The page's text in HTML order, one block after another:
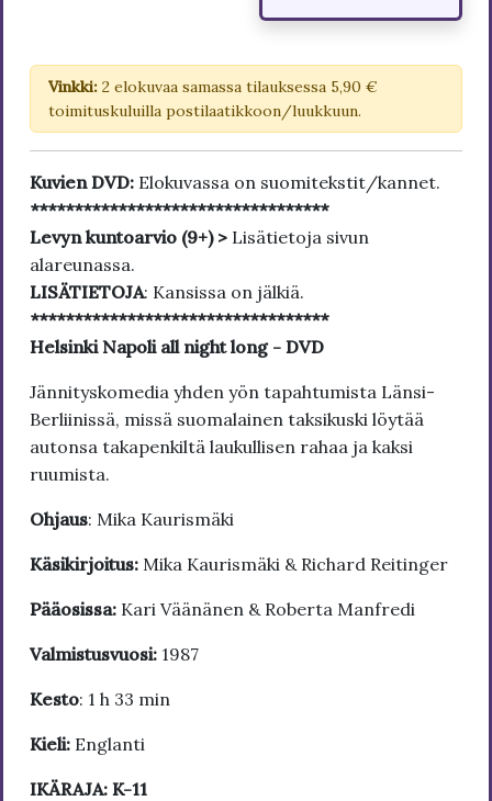
Vinkki: 2 elokuvaa samassa tilauksessa 5,90 €
toimituskuluilla postilaatikkoon/luukkuun.
Kuvien DVD: Elokuvassa on suomitekstit/kannet.
**********************************
Levyn kuntoarvio (9+) > Lisätietoja sivun
alareunassa.
LISÄTIETOJA: Kansissa on jälkiä.
**********************************
Helsinki Napoli all night long - DVD
Jännityskomedia yhden yön tapahtumista Länsi-
Berliinissä, missä suomalainen taksikuski löytää
autonsa takapenkiltä laukullisen rahaa ja kaksi
ruumista.
Ohjaus: Mika Kaurismäki
Käsikirjoitus: Mika Kaurismäki & Richard Reitinger
Pääosissa: Kari Väänänen & Roberta Manfredi
Valmistusvuosi: 1987
Kesto: 1 h 33 min
Kieli: Englanti
IKÄRAJA: K-11